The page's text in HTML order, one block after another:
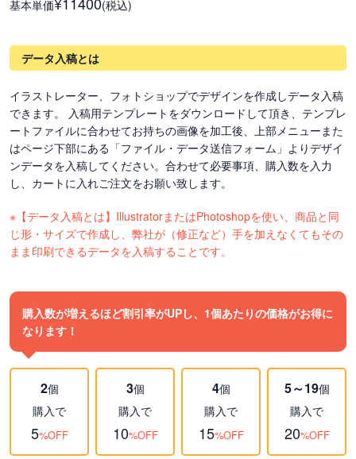
基本単価 (税込)
データ入稿とは
イラストレーター、フォトショップでデザインを作成しデータ入稿
できます。 入稿用テンプレートをダウンロードして頂き、テンプレ
ートファイルに合わせてお持ちの画像を加工後、上部メニューまた
はページ下部にある「ファイル・データ送信フォーム」よりデザイ
ンデータを入稿してください。合わせて必要事項、購入数を入力
し、カートに入れご注文をお願い致します。
※【データ入稿とは】IllustratorまたはPhotoshopを使い、商品と同
じ形・サイズで作成し、弊社が（修正など）手を加えなくてもその
まま印刷できるデータを入稿することです。
購入数が増えるほど割引率がUPし、1個あたりの価格がお得に
なります！
2個
購入で
5%OFF
3個
購入で
10%OFF
4個
購入で
15%OFF
5～19個
購入で
20%OFF